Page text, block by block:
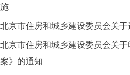
施
北京市住房和城乡建设委员会关
北京市住房和城乡建设委员会关
案》的通知